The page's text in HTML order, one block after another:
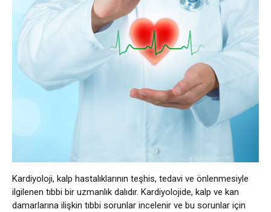
Kardiyoloji, kalp hastalıklarının teşhis, tedavi ve önlenmesiyle
ilgilenen tıbbi bir uzmanlık dalıdır. Kardiyolojide, kalp ve kan
damarlarına ilişkin tıbbi sorunlar incelenir ve bu sorunlar için